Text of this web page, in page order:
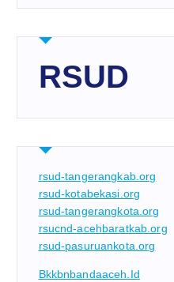
RSUD
rsud-tangerangkab.org
rsud-kotabekasi.org
rsud-tangerangkota.org
rsucnd-acehbaratkab.org
rsud-pasuruankota.org
Bkkbnbandaaceh.id